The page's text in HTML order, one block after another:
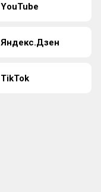
YouTube
Яндекс.Дзен
TikTok